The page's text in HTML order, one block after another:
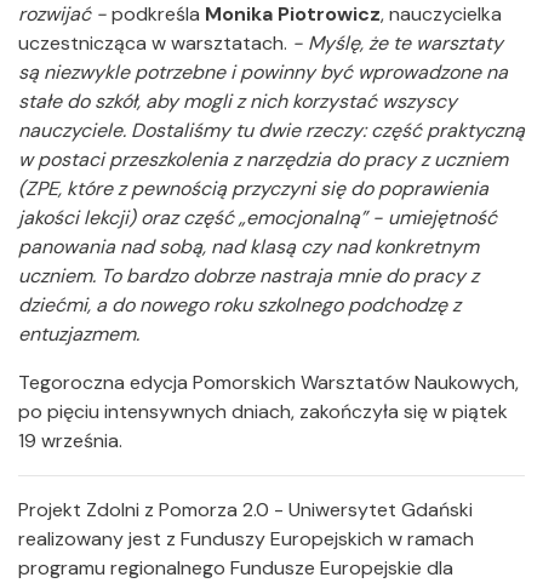
rozwijać -podkreśla Monika Piotrowicz, nauczycielka
uczestnicząca w warsztatach. - Myślę, że te warsztaty
są niezwykle potrzebne i powinny być wprowadzone na
stałe do szkół, aby mogli z nich korzystać wszyscy
nauczyciele. Dostaliśmy tu dwie rzeczy: część praktyczną
w postaci przeszkolenia z narzędzia do pracy z uczniem
(ZPE, które z pewnością przyczyni się do poprawienia
jakości lekcji) oraz część „emocjonalną” - umiejętność
panowania nad sobą, nad klasą czy nad konkretnym
uczniem. To bardzo dobrze nastraja mnie do pracy z
dziećmi, a do nowego roku szkolnego podchodzę z
entuzjazmem.
Tegoroczna edycja Pomorskich Warsztatów Naukowych,
po pięciu intensywnych dniach, zakończyła się w piątek
19 września.
Projekt Zdolni z Pomorza 2.0 - Uniwersytet Gdański
realizowany jest z Funduszy Europejskich w ramach
programu regionalnego Fundusze Europejskie dla